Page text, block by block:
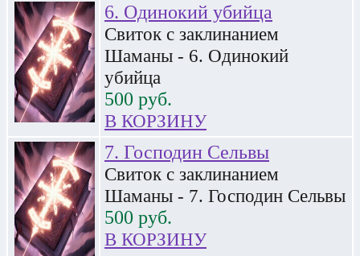
6. Одинокий убийца
Свиток с заклинанием
Шаманы - 6. Одинокий
убийца
500 руб.
В КОРЗИНУ
7. Господин Сельвы
Свиток с заклинанием
Шаманы - 7. Господин Сельвы
500 руб.
В КОРЗИНУ